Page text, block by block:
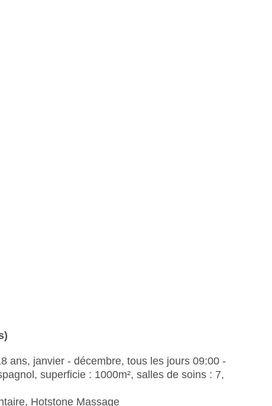
ans, janvier - décembre, tous les jours 09:00 -
superficie : 1000m², salles de soins : 7,
Hotstone Massage